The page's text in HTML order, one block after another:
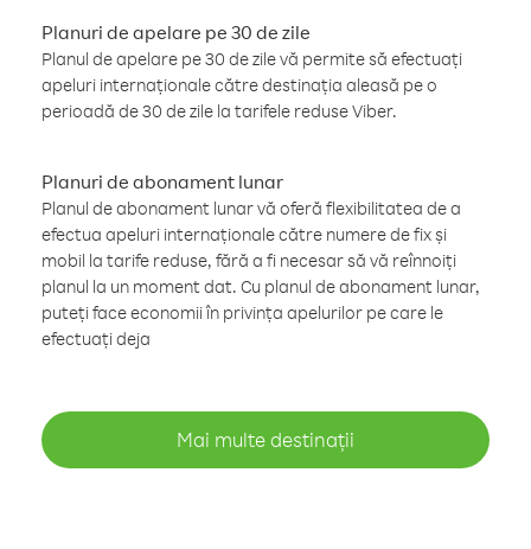
Planuri de apelare pe 30 de zile
Planul de apelare pe 30 de zile vă permite să efectuați
apeluri internaționale către destinația aleasă pe o
perioadă de 30 de zile la tarifele reduse Viber.
Planuri de abonament lunar
Planul de abonament lunar vă oferă flexibilitatea de a
efectua apeluri internaționale către numere de fix și
mobil la tarife reduse, fără a fi necesar să vă reînnoiți
planul la un moment dat. Cu planul de abonament lunar,
puteți face economii în privința apelurilor pe care le
efectuați deja
Mai multe destinații